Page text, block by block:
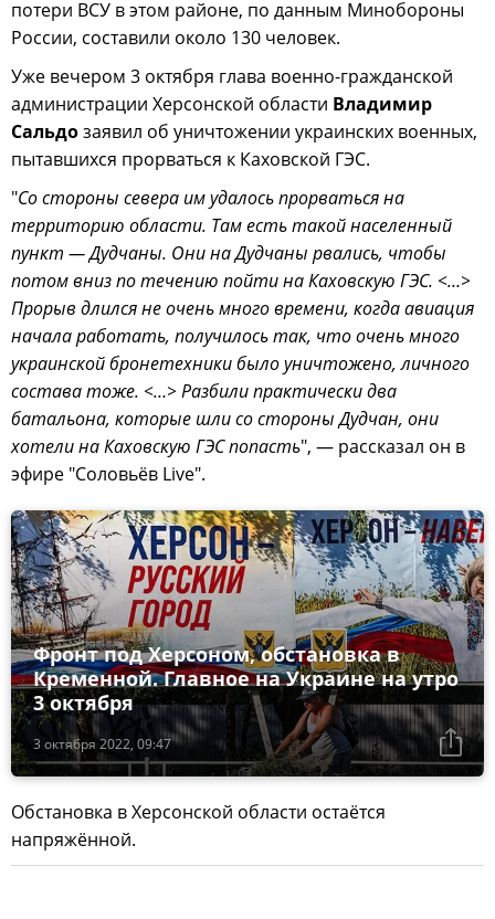
потери ВСУ в этом районе, по данным Минобороны
России, составили около 130 человек.
Уже вечером 3 октября глава военно-гражданской
администрации Херсонской области Владимир
Сальдозаявил об уничтожении украинских военных,
пытавшихся прорваться к Каховской ГЭС.
"Со стороны севера им удалось прорваться на
территорию области. Там есть такой населенный
пункт — Дудчаны. Они на Дудчаны рвались, чтобы
потом вниз по течению пойти на Каховскую ГЭС. <…>
Прорыв длился не очень много времени, когда авиация
начала работать, получилось так, что очень много
украинской бронетехники было уничтожено, личного
состава тоже. <…> Разбили практически два
батальона, которые шли со стороны Дудчан, они
хотели на Каховскую ГЭС попасть", — рассказал он в
эфире "Соловьёв Live".
3 октября 2022, 09:47
Фронт под Херсоном, обстановка в
Кременной. Главное на Украине на утро
3 октября
Обстановка в Херсонской области остаётся
напряжённой.